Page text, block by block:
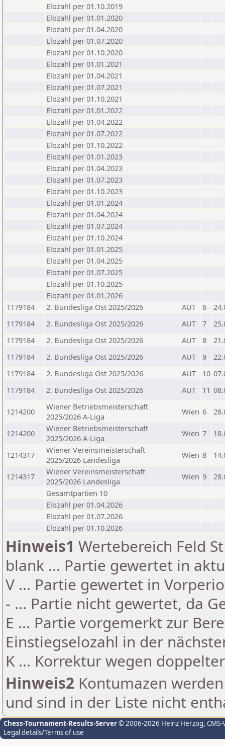
Elozahl per 01.10.2019
Elozahl per 01.01.2020
Elozahl per 01.04.2020
Elozahl per 01.07.2020
Elozahl per 01.10.2020
Elozahl per 01.01.2021
Elozahl per 01.04.2021
Elozahl per 01.07.2021
Elozahl per 01.10.2021
Elozahl per 01.01.2022
Elozahl per 01.04.2022
Elozahl per 01.07.2022
Elozahl per 01.10.2022
Elozahl per 01.01.2023
Elozahl per 01.04.2023
Elozahl per 01.07.2023
Elozahl per 01.10.2023
Elozahl per 01.01.2024
Elozahl per 01.04.2024
Elozahl per 01.07.2024
Elozahl per 01.10.2024
Elozahl per 01.01.2025
Elozahl per 01.04.2025
Elozahl per 01.07.2025
Elozahl per 01.10.2025
Elozahl per 01.01.2026
1179184
2. Bundesliga Ost 2025/2026 AUT 6
1179184
2. Bundesliga Ost 2025/2026 AUT 7
1179184
2. Bundesliga Ost 2025/2026 AUT 8
1179184
2. Bundesliga Ost 2025/2026 AUT 9
1179184
2. Bundesliga Ost 2025/2026 AUT 10
1179184
2. Bundesliga Ost 2025/2026 AUT 11
1214200
Wiener Betriebsmeisterschaft
2025/2026 A-Liga
Wien 6
1214200
Wiener Betriebsmeisterschaft
2025/2026 A-Liga
Wien 7
1214317
Wiener Vereinsmeisterschaft
2025/2026 Landesliga
Wien 8
1214317
Wiener Vereinsmeisterschaft
2025/2026 Landesliga
Wien 9
Gesamtpartien 10
Elozahl per 01.04.2026
Elozahl per 01.07.2026
Elozahl per 01.10.2026
Hinweis1 Wertebereich Feld
blank ... Partie gewertet in
V ... Partie gewertet in
- ... Partie nicht gewertet, da
E ... Partie vorgemerkt zur
Einstiegselozahl in der
K ... Korrektur wegen
Hinweis2 Kontumazen
und sind in der Liste nicht
Chess-Tournament-Results-Server© 2006-2026 Heinz Herzog,
Legal details/Terms of use